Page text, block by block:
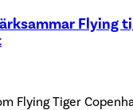
Flying
Flying Tiger